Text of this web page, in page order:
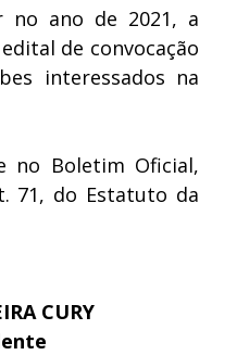
no ano de 2021, a
de convocação
interessados na
no Boletim Oficial,
71, do Estatuto da
CURY